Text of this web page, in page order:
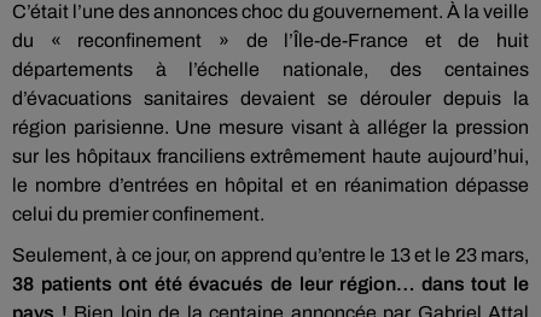
C’était l’une des annonces choc du gouvernement. À la veille
du « reconfinement » de l’Île-de-France et de huit
départements à l’échelle nationale, des centaines
d’évacuations sanitaires devaient se dérouler depuis la
région parisienne. Une mesure visant à alléger la pression
sur les hôpitaux franciliens extrêmement haute aujourd’hui,
le nombre d’entrées en hôpital et en réanimation dépasse
celui du premier confinement.
Seulement, à ce jour, on apprend qu’entre le 13 et le 23 mars,
38 patients ont été évacués de leur région… dans tout le
pays ! Bien loin de la centaine annoncée par Gabriel Attal